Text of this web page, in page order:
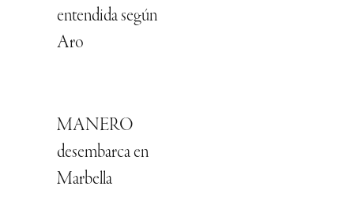
entendida según
Aro
MANERO
desembarca en
Marbella